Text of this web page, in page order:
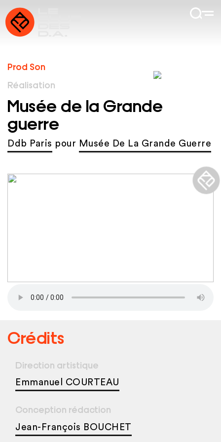
Prod Son
Réalisation
Musée de la Grande
guerre
Ddb Paris pour Musée De La Grande Guerre
Crédits
Direction artistique
Emmanuel COURTEAU
Conception rédaction
Jean-François BOUCHET